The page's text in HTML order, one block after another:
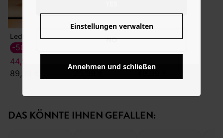
NO
44,99 €
89,99 €
-50%
DAS KÖNNTE IHNEN GEFALLEN:
Einstellungen verwalten
Annehmen und schließen